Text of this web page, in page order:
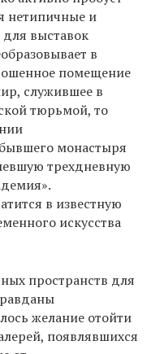
нетипичные и
выставок
в
помещение
служившее в
тюрьмой, то
монастыря
трехдневную
в известную
искусства
пространств для
желание отойти
появлявшихся